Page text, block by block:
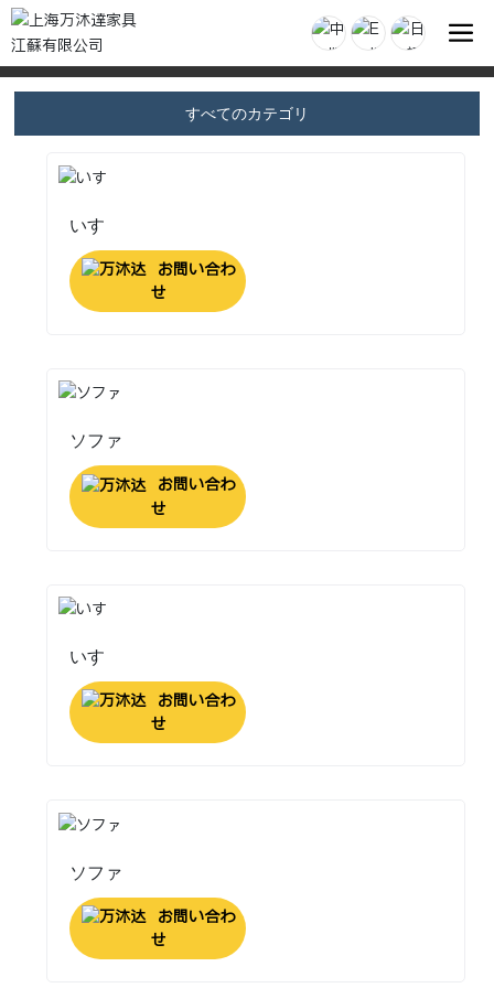
すべてのカテゴリ
いす
お問い合わ
せ
ソファ
お問い合わ
せ
いす
お問い合わ
せ
ソファ
お問い合わ
せ